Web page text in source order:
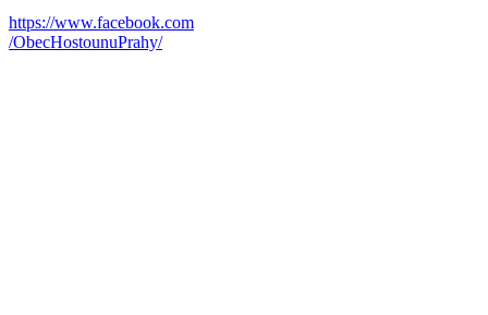
https://www.facebook.com
/ObecHostounuPrahy/